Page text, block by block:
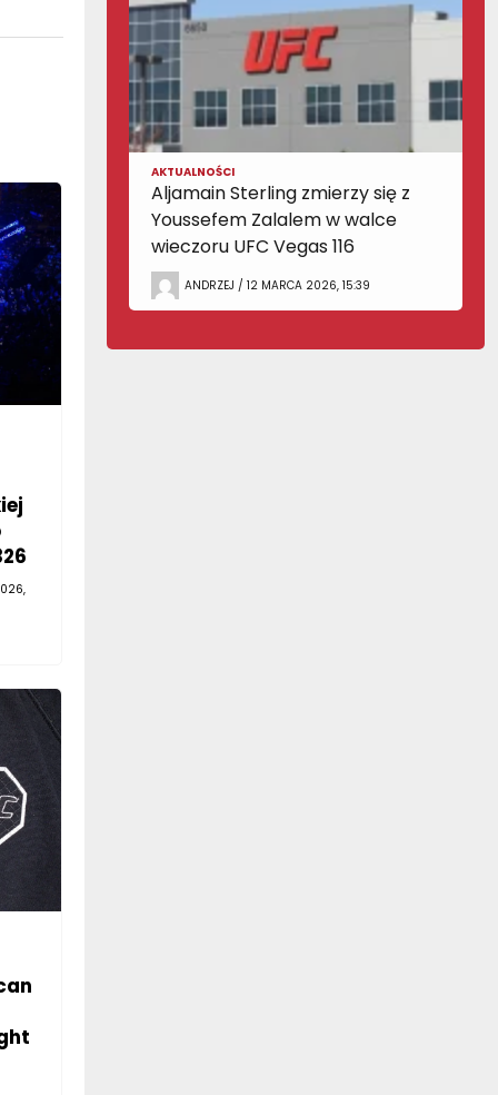
AKTUALNOŚCI
Aljamain Sterling zmierzy się z
Youssefem Zalalem w walce
wieczoru UFC Vegas 116
ANDRZEJ / 12 MARCA 2026, 15:39